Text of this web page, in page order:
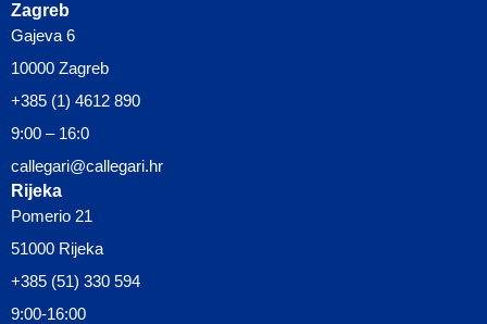
Zagreb
Gajeva 6
10000 Zagreb
+385 (1) 4612 890
9:00 – 16:0
callegari@callegari.hr
Rijeka
Pomerio 21
51000 Rijeka
+385 (51) 330 594
9:00-16:00